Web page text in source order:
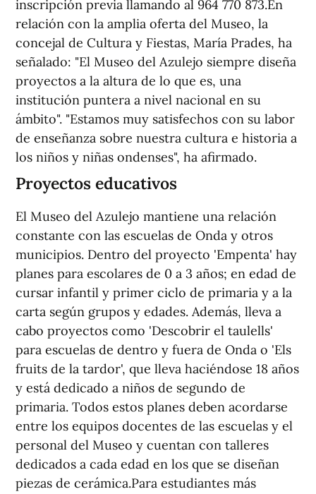
inscripción previa llamando al 964 770 873.En
relación con la amplia oferta del Museo, la
concejal de Cultura y Fiestas, María Prades, ha
señalado: "El Museo del Azulejo siempre diseña
proyectos a la altura de lo que es, una
institución puntera a nivel nacional en su
ámbito". "Estamos muy satisfechos con su labor
de enseñanza sobre nuestra cultura e historia a
los niños y niñas ondenses", ha afirmado.
Proyectos educativos
El Museo del Azulejo mantiene una relación
constante con las escuelas de Onda y otros
municipios. Dentro del proyecto 'Empenta' hay
planes para escolares de 0 a 3 años; en edad de
cursar infantil y primer ciclo de primaria y a la
carta según grupos y edades. Además, lleva a
cabo proyectos como 'Descobrir el taulells'
para escuelas de dentro y fuera de Onda o 'Els
fruits de la tardor', que lleva haciéndose 18 años
y está dedicado a niños de segundo de
primaria. Todos estos planes deben acordarse
entre los equipos docentes de las escuelas y el
personal del Museo y cuentan con talleres
dedicados a cada edad en los que se diseñan
piezas de cerámica.Para estudiantes más